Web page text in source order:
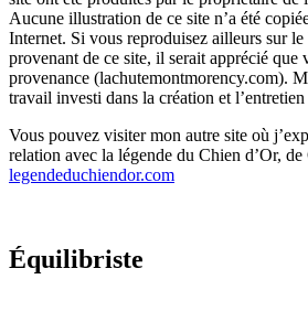
Aucune illustration de ce site n’a été
Internet. Si vous reproduisez ailleurs sur le
provenant de ce site, il serait apprécié que
provenance (lachutemontmorency.com).
travail investi dans la création et
Vous pouvez visiter mon autre site où
relation avec la légende du Chien d’Or, de
legendeduchiendor.com
Équilibriste